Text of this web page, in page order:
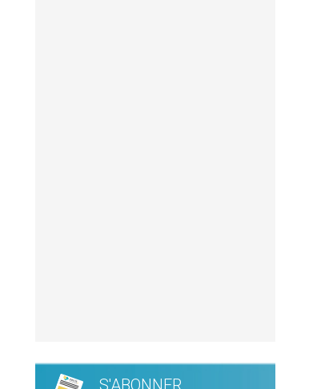
S'ABONNER